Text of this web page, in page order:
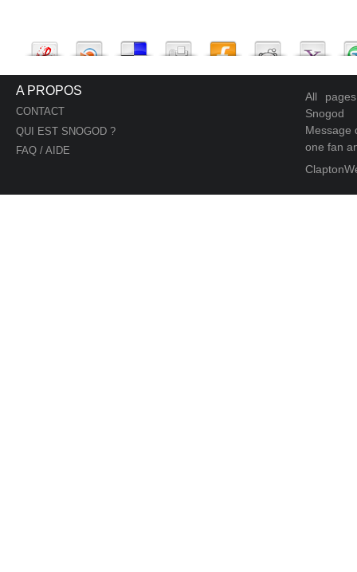
A PROPOS
CONTACT
QUI EST SNOGOD ?
FAQ / AIDE
All
Snogod
Message
one fan